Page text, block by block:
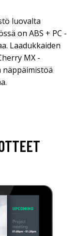
luovalta
on ABS + PC -
Laadukkaiden
MX -